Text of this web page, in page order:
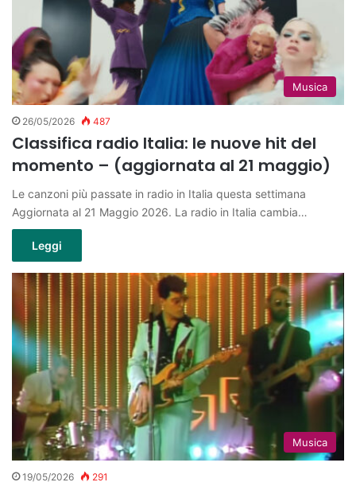
Musica
26/05/2026 487
Classifica radio Italia: le nuove hit del
momento – (aggiornata al 21 maggio)
Le canzoni più passate in radio in Italia questa settimana
Aggiornata al 21 Maggio 2026. La radio in Italia cambia…
Leggi
Musica
19/05/2026 291